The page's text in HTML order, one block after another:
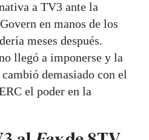
a TV3 ante la
en manos de los
meses después.
llegó a imponerse y la
demasiado con el
el poder en la